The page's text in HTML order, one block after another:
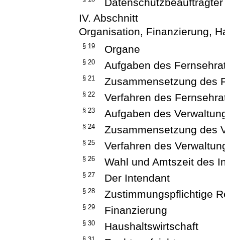
Datenschutzbeauftragter
IV. Abschnitt
Organisation, Finanzierung,
§ 19 Organe
§ 20 Aufgaben des
§ 21 Zusammensetzung des
§ 22 Verfahren des
§ 23 Aufgaben des
§ 24 Zusammensetzung des
§ 25 Verfahren des
§ 26 Wahl und Amtszeit des
§ 27 Der Intendant
§ 28 Zustimmungspflichtige
§ 29 Finanzierung
§ 30 Haushaltswirtschaft